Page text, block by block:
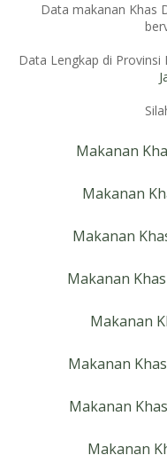
Data makanan Khas
Data Lengkap di Provinsi
Makanan
Makanan
Makanan
Makanan
Makanan
Makanan
Makanan
Makanan